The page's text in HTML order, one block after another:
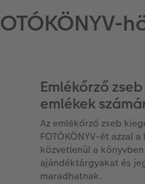
Emlékőrző
emlékek
Az emlékőrző zseb
FOTÓKÖNYV-ét azzal
közvetlenül a
ajándéktárgyakat és
maradhatnak.